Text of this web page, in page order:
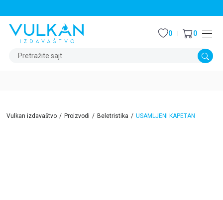
Pretražite sajt
0 0
Vulkan izdavaštvo Proizvodi Beletristika USAMLJENI KAPETAN